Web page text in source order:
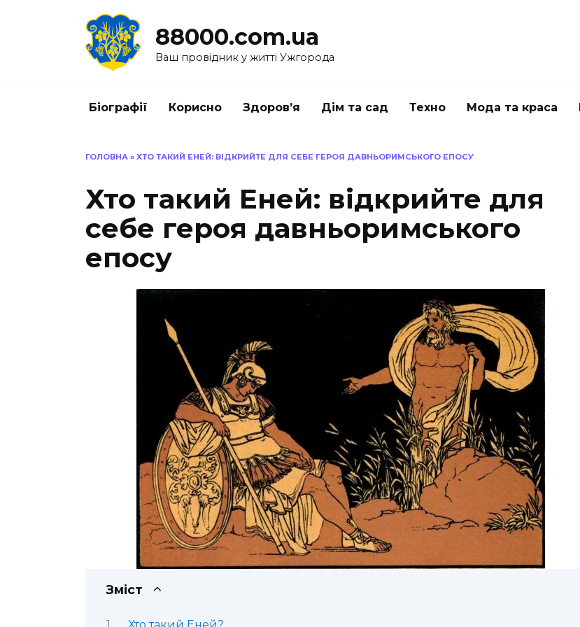
88000.com.ua
Ваш провідник у житті Ужгорода
Біографії Корисно Здоров’я Дім та сад Техно Мода та краса
ГОЛОВНА » ХТО ТАКИЙ ЕНЕЙ: ВІДКРИЙТЕ ДЛЯ СЕБЕ ГЕРОЯ ДАВНЬОРИМСЬКОГО ЕПОСУ
Хто такий Еней: відкрийте для
себе героя давньоримського
епосу
Зміст